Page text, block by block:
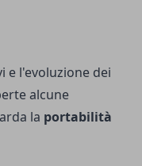
e l'evoluzione dei
alcune
la portabilità